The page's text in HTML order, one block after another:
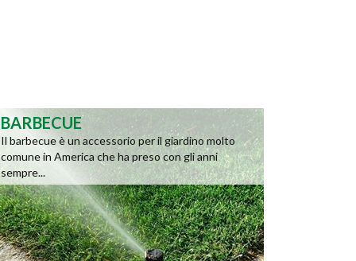
BARBECUE
Il barbecue è un accessorio per il giardino molto
comune in America che ha preso con gli anni
sempre...